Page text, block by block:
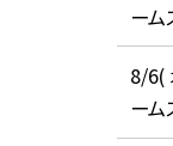
ー
8/6(
ー